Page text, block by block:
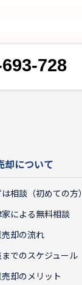
728
却について
相談（初めての方）
による無料相談
却の流れ
でのスケジュール
却のメリット